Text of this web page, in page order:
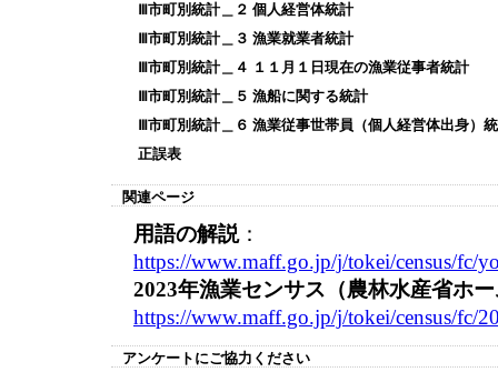
Ⅲ市町別統計＿２ 個人経営体統計
Ⅲ市町別統計＿３ 漁業就業者統計
Ⅲ市町別統計＿４ １１月１日現在の漁業従事者統計
Ⅲ市町別統計＿５ 漁船に関する統計
Ⅲ市町別統計＿６ 漁業従事世帯員（個人経営体出身）
正誤表
関連ページ
用語の解説：
https://www.maff.go.jp/j/tokei/census/fc/
2023年漁業センサス（農林水産省ホ
https://www.maff.go.jp/j/tokei/census/fc/
アンケートにご協力ください